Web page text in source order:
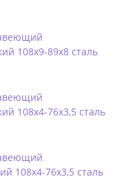
108х9-89х8 сталь
108х4-76х3,5 сталь
108х4-76х3,5 сталь